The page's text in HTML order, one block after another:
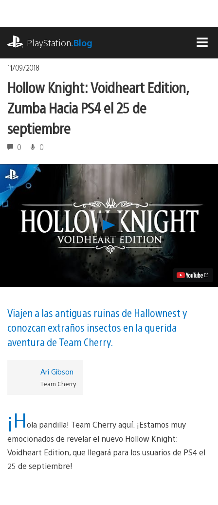
contenido
PlayStation.Blog
11/09/2018
Hollow Knight: Voidheart Edition,
Zumba Hacia PS4 el 25 de
septiembre
0 0
Reproducir
Hollow
Knight:
Voidheart
Edition,
Zumba
PS4
de
septiembre
Video
Viajen a las antiguas ruinas de Hallownest y
conozcan extraños insectos en la querida
aventura de Team Cherry.
Ari Gibson
Team Cherry
¡Hola pandilla! Team Cherry aquí. ¡Estamos muy
emocionados de revelar el nuevo Hollow Knight:
Voidheart Edition, que llegará para los usuarios de PS4 el
25 de septiembre!